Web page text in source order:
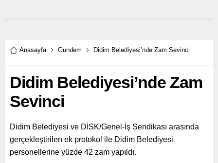
Anasayfa Gündem Didim Belediyesi’nde Zam Sevinci
Didim Belediyesi’nde Zam
Sevinci
Didim Belediyesi ve DİSK/Genel-İş Sendikası arasında
gerçekleştirilen ek protokol ile Didim Belediyesi
personellerine yüzde 42 zam yapıldı.